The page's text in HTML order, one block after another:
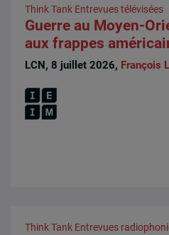
Think Tank Entrevues télévisées
Guerre au Moyen-
aux frappes
LCN, 8 juillet 2026, François
Think Tank Entrevues